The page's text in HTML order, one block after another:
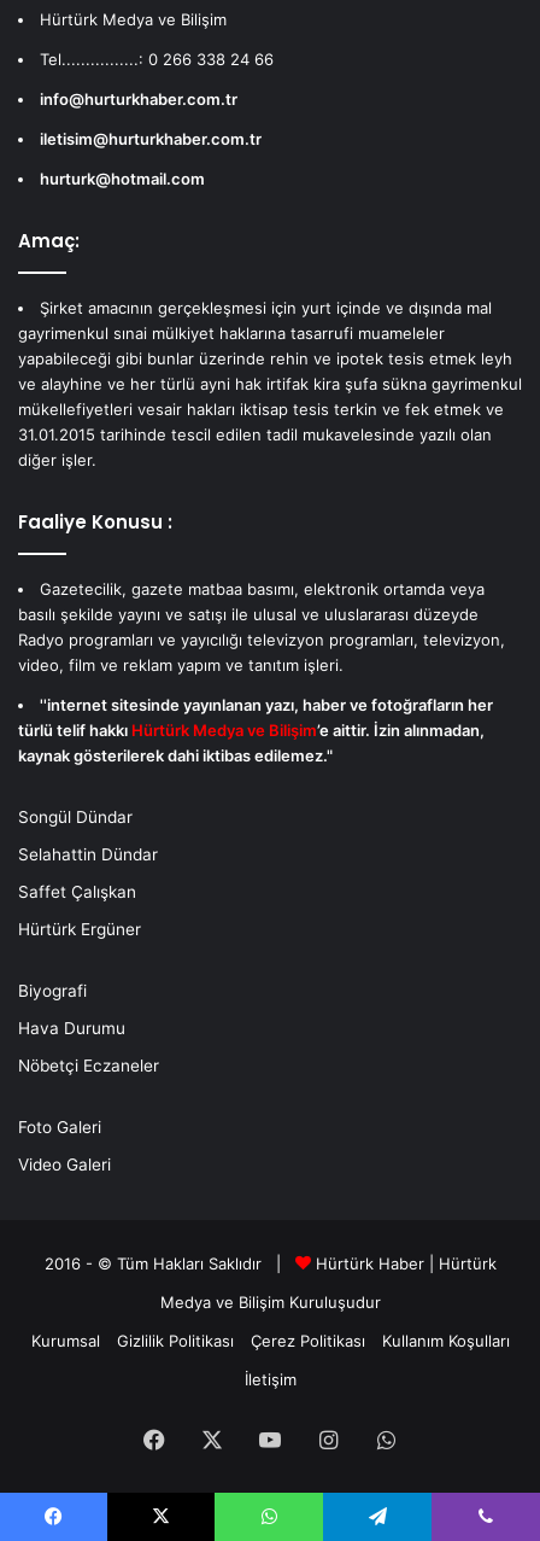
Hürtürk Medya ve Bilişim
Tel................: 0 266 338 24 66
info@hurturkhaber.com.tr
iletisim@hurturkhaber.com.tr
hurturk@hotmail.com
Amaç:
Şirket amacının gerçekleşmesi için yurt içinde ve dışında mal
gayrimenkul sınai mülkiyet haklarına tasarrufi muameleler
yapabileceği gibi bunlar üzerinde rehin ve ipotek tesis etmek leyh
ve alayhine ve her türlü ayni hak irtifak kira şufa sükna gayrimenkul
mükellefiyetleri vesair hakları iktisap tesis terkin ve fek etmek ve
31.01.2015 tarihinde tescil edilen tadil mukavelesinde yazılı olan
diğer işler.
Faaliye Konusu :
Gazetecilik, gazete matbaa basımı, elektronik ortamda veya
basılı şekilde yayını ve satışı ile ulusal ve uluslararası düzeyde
Radyo programları ve yayıcılığı televizyon programları, televizyon,
video, film ve reklam yapım ve tanıtım işleri.
''internet sitesinde yayınlanan yazı, haber ve fotoğrafların her
türlü telif hakkı Hürtürk Medya ve Bilişim’e aittir. İzin alınmadan,
kaynak gösterilerek dahi iktibas edilemez."
Songül Dündar
Selahattin Dündar
Saffet Çalışkan
Hürtürk Ergüner
Biyografi
Hava Durumu
Nöbetçi Eczaneler
Foto Galeri
Video Galeri
2016 - © Tüm Hakları Saklıdır | Hürtürk Haber
Hürtürk
Medya ve BilişimKuruluşudur
Kurumsal
Gizlilik Politikası Çerez Politikası
Kullanım Koşulları
İletişim
Facebook YouTubeInstagramWhatsApp